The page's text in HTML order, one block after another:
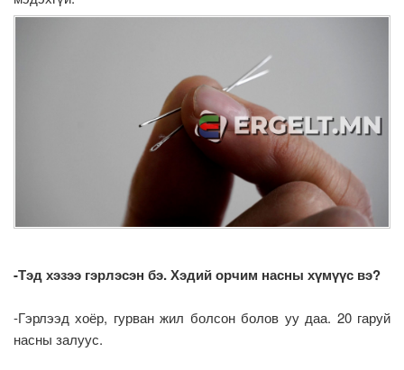
-Тэд хэзээ гэрлэсэн бэ. Хэдий орчим насны хүмүүс вэ?
-Гэрлээд хоёр, гурван жил болсон болов уу даа. 20 гаруй
насны залуус.